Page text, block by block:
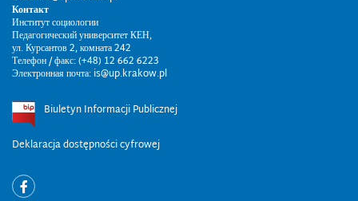
Контакт
Институт социологии
Педагогический университет КЕН,
ул. Курсантов 2, комната 242
Телефон / факс: (+48) 12 662 6223
Электронная почта: is@up.krakow.pl
Biuletyn Informacji Publicznej
Deklaracja dostępności cyfrowej